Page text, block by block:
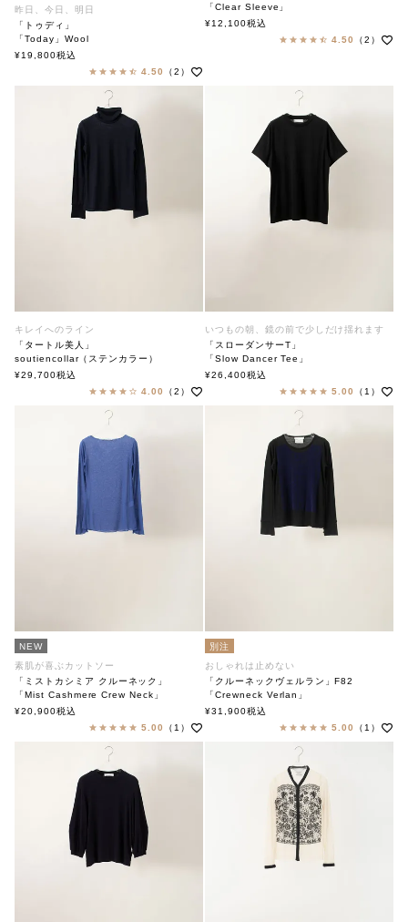
昨日、今日、明日
「トゥディ」
「Today」Wool
soutiencollar（ステンカラー）
¥19,800税込
4.50
（2）
「Clear Sleeve」
soutiencollar（ステンカラー）
¥12,100税込
4.50
（2）
キレイへのライン
「タートル美人」
soutiencollar（ステンカラー）
¥29,700税込
4.00
（2）
いつもの朝、鏡の前で少しだけ揺れます
「スローダンサーT」
「Slow Dancer Tee」
soutiencollar（ステンカラー）
¥26,400税込
5.00
（1）
NEW
素肌が喜ぶカットソー
「ミストカシミア クルーネック」
「Mist Cashmere Crew Neck」
soutiencollar（ステンカラー）
¥20,900税込
5.00
（1）
別注
おしゃれは止めない
「クルーネックヴェルラン」F82
「Crewneck Verlan」
soutiencollar×ANTIPAST
ステンカラー×アンティパスト
¥31,900税込
5.00
（1）